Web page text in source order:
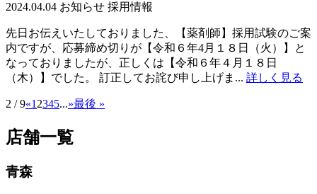
2024.04.04 お知らせ 採用情報
先日お伝えいたしておりました、【薬剤師】採用試験のご案
内ですが、応募締め切りが【令和６年4月１８日（火）】と
なっておりましたが、正しくは【令和６年４月１８日
（木）】でした。 訂正してお詫び申し上げま... 詳しく見る
2 / 9«1 2345...»最後 »
店舗一覧
青森